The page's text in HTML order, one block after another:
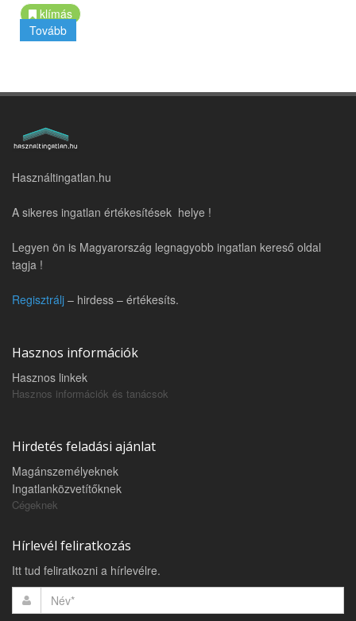
klímás
Tovább
Használtingatlan.hu
A sikeres ingatlan értékesítések helye !
Legyen ön is Magyarország legnagyobb ingatlan kereső oldal
tagja !
Regisztrálj – hirdess – értékesíts.
Hasznos információk
Hasznos linkek
Hasznos információk és tanácsok
Hirdetés feladási ajánlat
Magánszemélyeknek
Ingatlanközvetítőknek
Cégeknek
Hírlevél feliratkozás
Itt tud feliratkozni a hírlevélre.